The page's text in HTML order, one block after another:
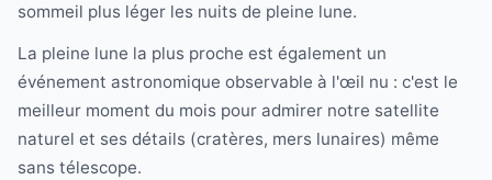
sommeil plus léger les nuits de pleine lune.
La pleine lune la plus proche est également un
événement astronomique observable à l'œil nu : c'est le
meilleur moment du mois pour admirer notre satellite
naturel et ses détails (cratères, mers lunaires) même
sans télescope.